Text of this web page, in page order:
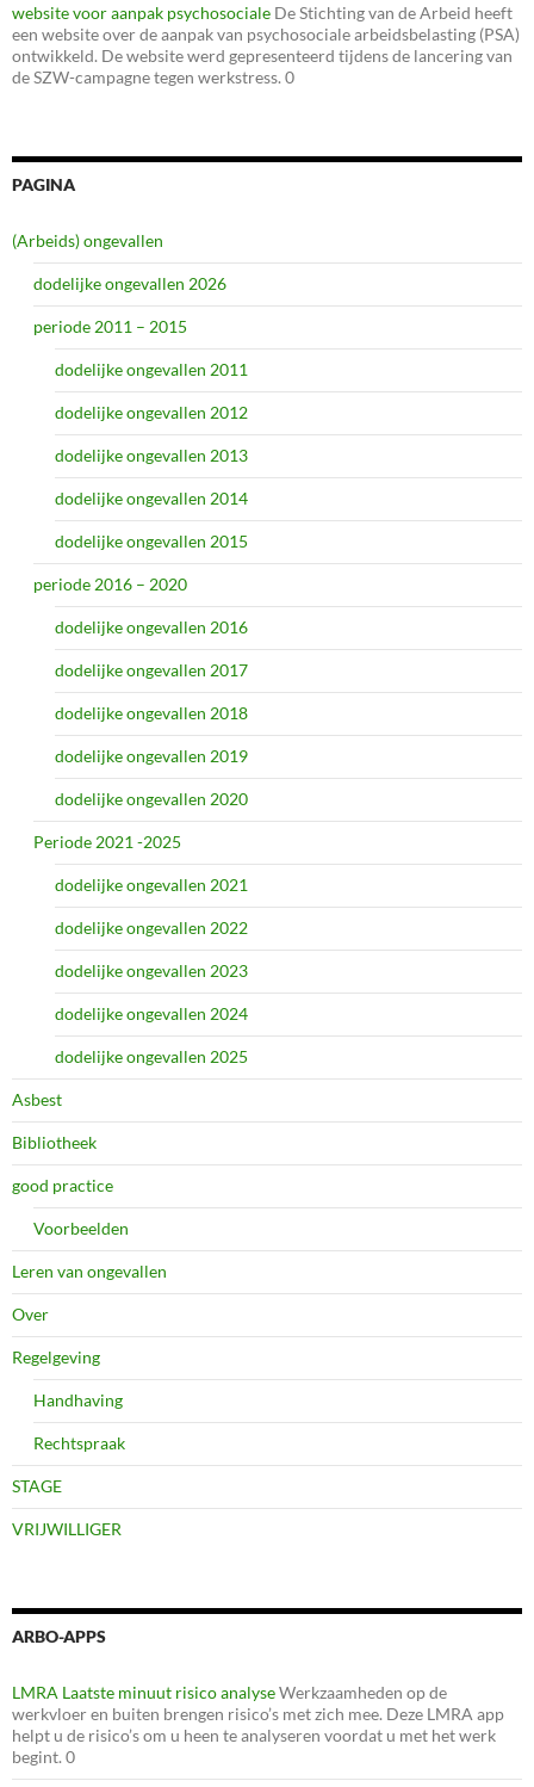
website voor aanpak psychosociale De Stichting van de Arbeid heeft
een website over de aanpak van psychosociale arbeidsbelasting (PSA)
ontwikkeld. De website werd gepresenteerd tijdens de lancering van
de SZW-campagne tegen werkstress. 0
PAGINA
(Arbeids) ongevallen
dodelijke ongevallen 2026
periode 2011 – 2015
dodelijke ongevallen 2011
dodelijke ongevallen 2012
dodelijke ongevallen 2013
dodelijke ongevallen 2014
dodelijke ongevallen 2015
periode 2016 – 2020
dodelijke ongevallen 2016
dodelijke ongevallen 2017
dodelijke ongevallen 2018
dodelijke ongevallen 2019
dodelijke ongevallen 2020
Periode 2021 -2025
dodelijke ongevallen 2021
dodelijke ongevallen 2022
dodelijke ongevallen 2023
dodelijke ongevallen 2024
dodelijke ongevallen 2025
Asbest
Bibliotheek
good practice
Voorbeelden
Leren van ongevallen
Over
Regelgeving
Handhaving
Rechtspraak
STAGE
VRIJWILLIGER
ARBO-APPS
LMRA Laatste minuut risico analyseWerkzaamheden op de
werkvloer en buiten brengen risico’s met zich mee. Deze LMRA app
helpt u de risico’s om u heen te analyseren voordat u met het werk
begint. 0